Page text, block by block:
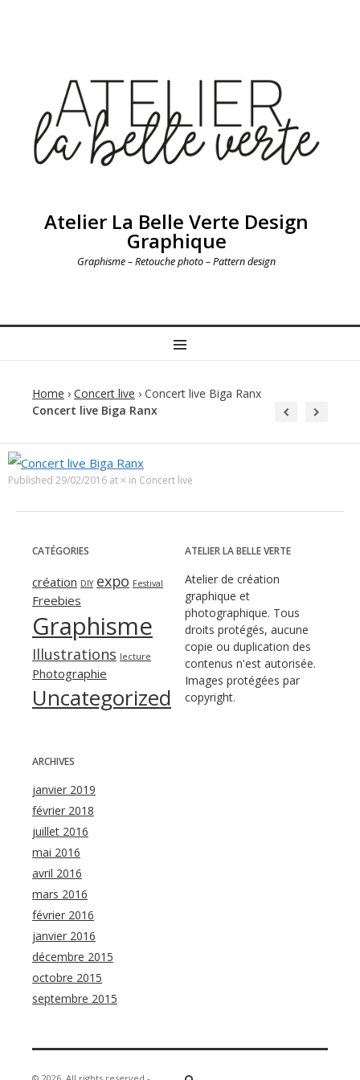
Atelier La Belle Verte Design
Graphique
Graphisme – Retouche photo – Pattern design
MENU
Home › Concert live › Concert live Biga Ranx
Concert live Biga Ranx
Published 29/02/2016 at × in Concert live
CATÉGORIES
création DIY expo Festival
Freebies
Graphisme
Illustrations lecture
Photographie
Uncategorized
ATELIER LA BELLE VERTE
Atelier de création
graphique et
photographique. Tous
droits protégés, aucune
copie ou duplication des
contenus n'est autorisée.
Images protégées par
copyright.
ARCHIVES
janvier 2019
février 2018
juillet 2016
mai 2016
avril 2016
mars 2016
février 2016
janvier 2016
décembre 2015
octobre 2015
septembre 2015